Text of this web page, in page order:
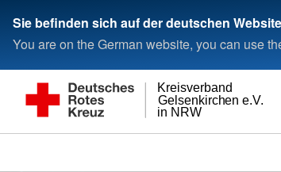
Sie befinden sich auf der deutschen Website
You are on the German website, you can use
in NRW
Gelsenkirchen e.V.
Kreisverband